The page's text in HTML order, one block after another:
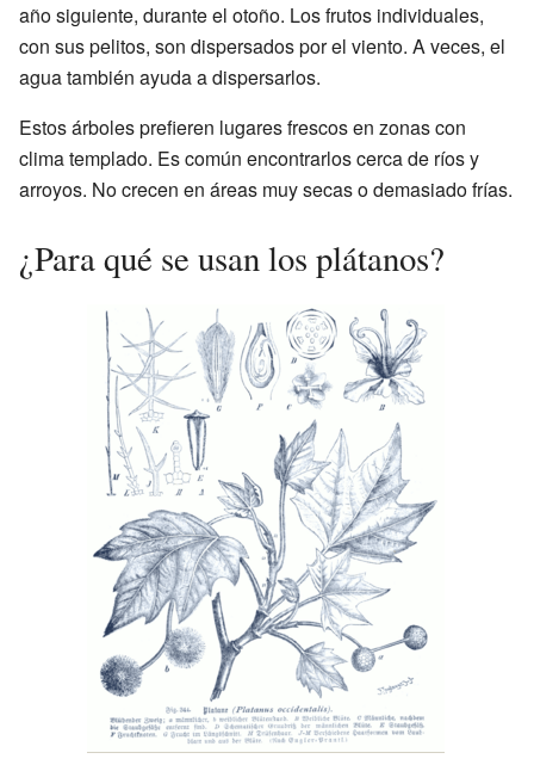
año siguiente, durante el otoño. Los frutos individuales,
con sus pelitos, son dispersados por el viento. A veces, el
agua también ayuda a dispersarlos.
Estos árboles prefieren lugares frescos en zonas con
clima templado. Es común encontrarlos cerca de ríos y
arroyos. No crecen en áreas muy secas o demasiado frías.
¿Para qué se usan los plátanos?